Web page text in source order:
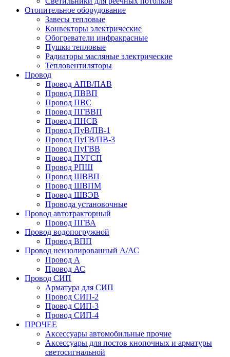
Отопительное оборудование
Завесы тепловые
Конвекторы электрические
Обогреватели инфракрасные
Пушки тепловые
Радиаторы масляные электрические
Тепловентиляторы
Провод
Провод АПВ/ПАВ
Провод ПВВП
Провод ПВС
Провод ПГВВП
Провод ПНСВ
Провод ПуВ/ПВ-1
Провод ПуГВ/ПВ-3
Провод ПуГВВ
Провод ПУГСП
Провод РПШ
Провод ШВВП
Провод ШВПМ
Провод ШВЭВ
Провода установочные
Провод автотракторный
Провод ПГВА
Провод водопогружной
Провод ВПП
Провод неизолированный А/АС
Провод А
Провод АС
Провод СИП
Арматура для СИП
Провод СИП-2
Провод СИП-3
Провод СИП-4
ПРОЧЕЕ
Аксессуары автомобильные прочие
Аксессуары для постов кнопочных и арматуры
светосигнальной